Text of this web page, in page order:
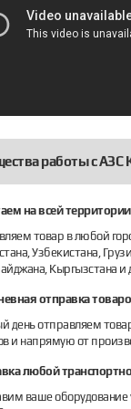
410 000 руб.
работы с АЗС
на всей
товар в любой
Узбекистана,
Кыргызстана и
отправка
день отправляем
и напрямую от
любой
ваше оборудование